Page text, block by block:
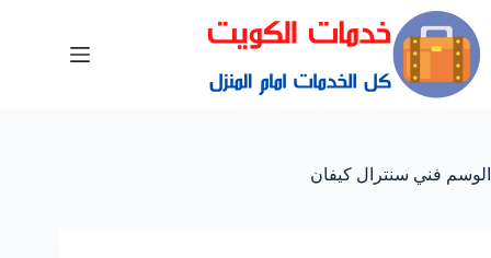
الوسم فني سنترال كيفان